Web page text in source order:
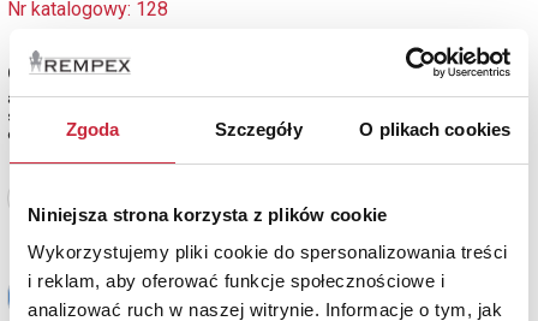
Zgoda Szczegóły O plikach cookies
Niniejsza strona korzysta z plików cookie
Wykorzystujemy pliki cookie do spersonalizowania treści
i reklam, aby oferować funkcje społecznościowe i
analizować ruch w naszej witrynie. Informacje o tym, jak
Nr katalogowy: 128
Chryzantemy
akwarela, papier; 40 x 67 cm;
sygn. l. d.: Gustaw Pollak
estymacja: 2 200 - 2 400 zł